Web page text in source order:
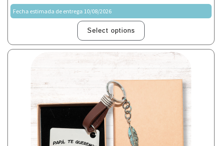
Fecha estimada de entrega 10/08/2026
Select options